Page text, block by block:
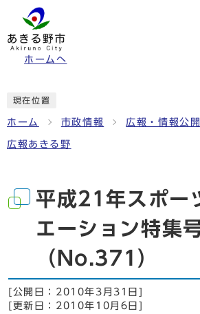
ホームへ
現在位置
ホーム 市政情報 広報・情報公開
広報あきる野
平成21年スポー
エーション特集
（No.371）
[公開日： 2010年3月31日
[更新日： 2010年10月6日